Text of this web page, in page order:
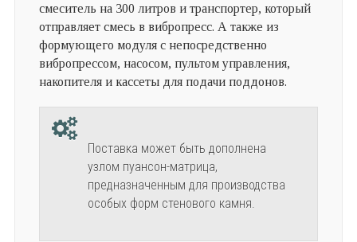
смеситель на 300 литров и транспортер, который
отправляет смесь в вибропресс. А также из
формующего модуля с непосредственно
вибропрессом, насосом, пультом управления,
накопителя и кассеты для подачи поддонов.
Поставка может быть дополнена
узлом пуансон-матрица,
предназначенным для производства
особых форм стенового камня.